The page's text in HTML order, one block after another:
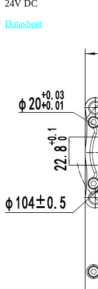
24V DC
Datasheet